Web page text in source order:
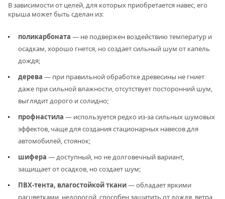
В зависимости от целей, для которых приобретается навес, его
крыша может быть сделан из:
поликарбоната — не подвержен воздействию температур и
осадкам, хорошо гнется, но создает сильный шум от капель
дождя;
дерева — при правильной обработке древесины не гниет
даже при сильной влажности, отсутствует посторонний шум,
выглядит дорого и солидно;
профнастила — используется редко из-за сильных шумовых
эффектов, чаще для создания стационарных навесов для
автомобилей, стоянок;
шифера — доступный, но не долговечный вариант,
защищает от осадков, но создает шум;
ПВХ-тента, влагостойкой ткани— обладает яркими
расцветками, недорогой, способен защитить от дождя, ветра